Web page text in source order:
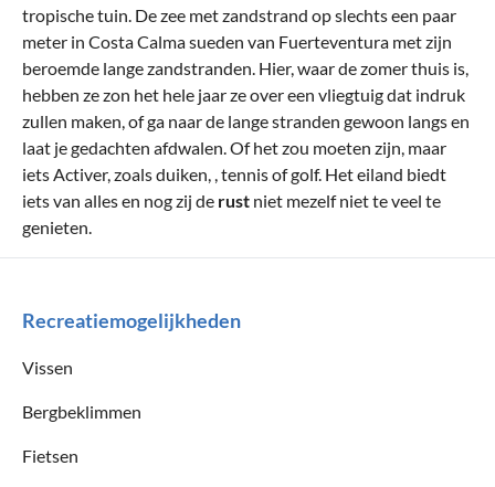
tropische tuin. De zee met zandstrand op slechts een paar
meter in Costa Calma sueden van Fuerteventura met zijn
beroemde lange zandstranden. Hier, waar de zomer thuis is,
hebben ze zon het hele jaar ze over een vliegtuig dat indruk
zullen maken, of ga naar de lange stranden gewoon langs en
laat je gedachten afdwalen. Of het zou moeten zijn, maar
iets Activer, zoals duiken, , tennis of golf. Het eiland biedt
iets van alles en nog zij de rust niet mezelf niet te veel te
genieten.
Recreatiemogelijkheden
Vissen
Bergbeklimmen
Fietsen